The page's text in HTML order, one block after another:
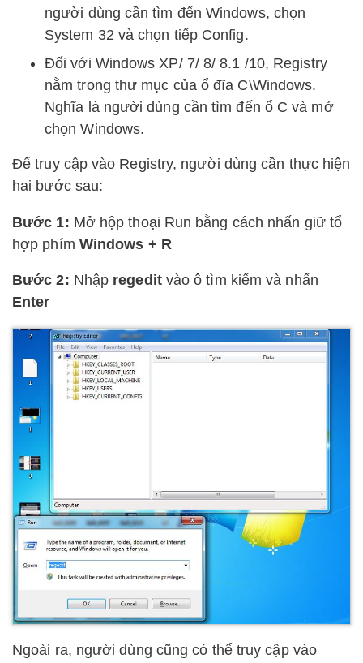
người dùng cần tìm đến Windows, chọn
System 32 và chọn tiếp Config.
Đối với Windows XP/ 7/ 8/ 8.1 /10, Registry
nằm trong thư mục của ổ đĩa C\Windows.
Nghĩa là người dùng cần tìm đến ổ C và mở
chọn Windows.
Để truy cập vào Registry, người dùng cần thực hiện
hai bước sau:
Bước 1: Mở hộp thoại Run bằng cách nhấn giữ tổ
hợp phím Windows + R
Bước 2: Nhập regeditvào ô tìm kiếm và nhấn
Enter
Ngoài ra, người dùng cũng có thể truy cập vào